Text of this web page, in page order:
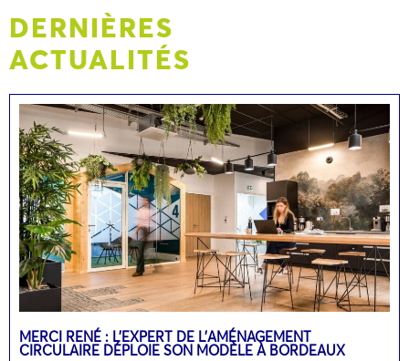
DERNIÈRES
ACTUALITÉS
MERCI RENÉ : L’EXPERT DE L’AMÉNAGEMENT
CIRCULAIRE DÉPLOIE SON MODÈLE À BORDEAUX